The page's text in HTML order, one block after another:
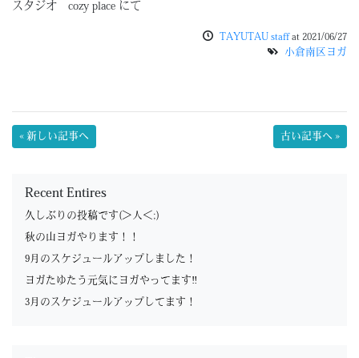
スタジオ cozy place にて
TAYUTAU staffat 2021/06/27
小倉南区ヨガ
« 新しい記事へ 古い記事へ »
Recent Entires
久しぶりの投稿です(＞人＜;)
秋の山ヨガやります！！
9月のスケジュールアップしました！
ヨガたゆたう元気にヨガやってます‼︎
3月のスケジュールアップしてます！